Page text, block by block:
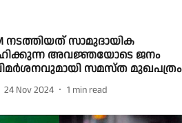
നടത്തിയത് സാമുദായിക
അവജ്ഞയോടെ ജനം
സമസ്ത മുഖപത്രം
24 Nov 2024 1 min read